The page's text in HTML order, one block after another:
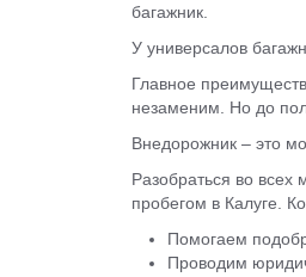
багажник.
У универсалов
Главное
незаменим. Но до
Внедорожник – это
Разобраться во всех
пробегом в Калуге.
Помогаем
Проводим